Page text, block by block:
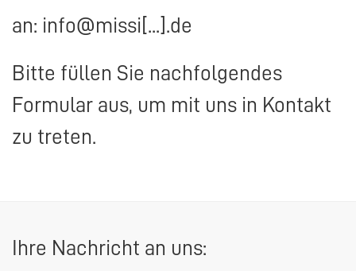
an: info@missi[...].de
Bitte füllen Sie nachfolgendes
Formular aus, um mit uns in Kontakt
zu treten.
Ihre Nachricht an uns: